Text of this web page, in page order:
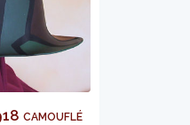
camouflé